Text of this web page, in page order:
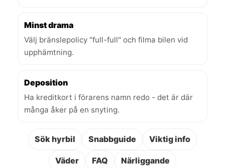
Minst drama
Välj bränslepolicy "full-full" och filma bilen vid
upphämtning.
Deposition
Ha kreditkort i förarens namn redo - det är där
många åker på en snyting.
Sök hyrbil Snabbguide Viktig info
Väder FAQ Närliggande